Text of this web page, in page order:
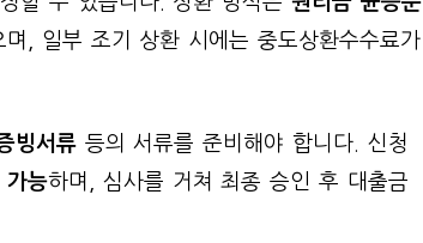
, 일부 조기 상환 시에는 중도상환수수료가
빙서류 등의 서류를 준비해야 합니다. 신청
가능하며, 심사를 거쳐 최종 승인 후 대출금